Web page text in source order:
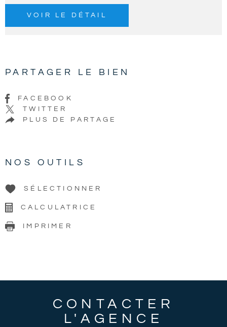
VOIR LE DÉTAIL
PARTAGER LE BIEN
FACEBOOK
TWITTER
PLUS DE PARTAGE
NOS OUTILS
SÉLECTIONNER
CALCULATRICE
IMPRIMER
CONTACTER
L'AGENCE